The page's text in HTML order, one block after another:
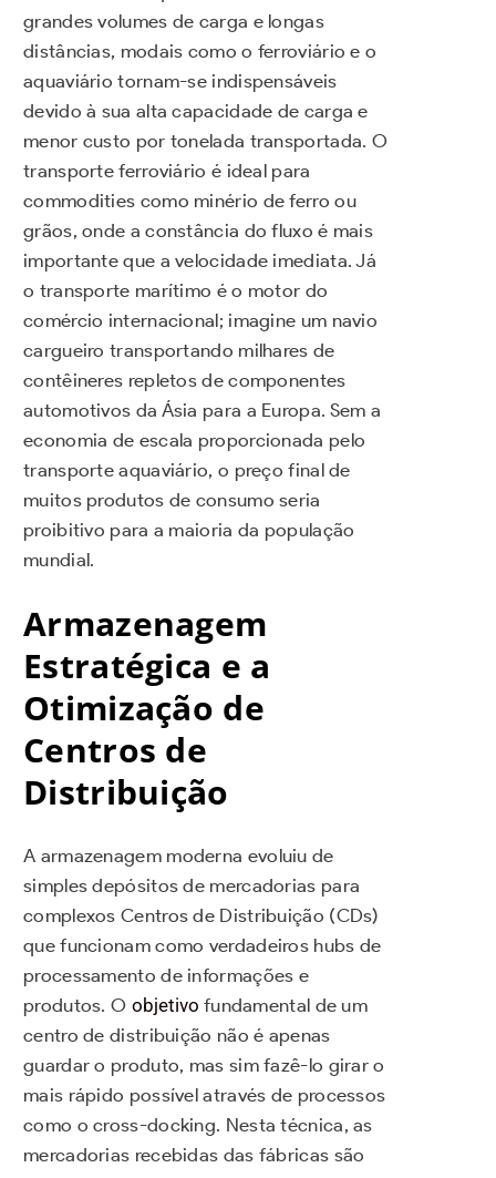
grandes volumes de carga e longas
distâncias, modais como o ferroviário e o
aquaviário tornam-se indispensáveis
devido à sua alta capacidade de carga e
menor custo por tonelada transportada. O
transporte ferroviário é ideal para
commodities como minério de ferro ou
grãos, onde a constância do fluxo é mais
importante que a velocidade imediata. Já
o transporte marítimo é o motor do
comércio internacional; imagine um navio
cargueiro transportando milhares de
contêineres repletos de componentes
automotivos da Ásia para a Europa. Sem a
economia de escala proporcionada pelo
transporte aquaviário, o preço final de
muitos produtos de consumo seria
proibitivo para a maioria da população
mundial.
Armazenagem
Estratégica e a
Otimização de
Centros de
Distribuição
A armazenagem moderna evoluiu de
simples depósitos de mercadorias para
complexos Centros de Distribuição (CDs)
que funcionam como verdadeiros hubs de
processamento de informações e
produtos. O objetivo fundamental de um
centro de distribuição não é apenas
guardar o produto, mas sim fazê-lo girar o
mais rápido possível através de processos
como o cross-docking. Nesta técnica, as
mercadorias recebidas das fábricas são